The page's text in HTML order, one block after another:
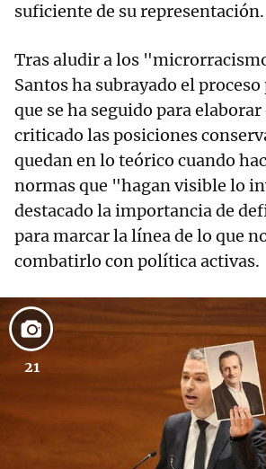
suficiente de su representación.
Tras aludir a los
Santos ha subrayado el
que se ha seguido para
criticado las posiciones
quedan en lo teórico cuando
normas que "hagan visible lo
destacado la importancia de
para marcar la línea de lo que
combatirlo con política activas.
21